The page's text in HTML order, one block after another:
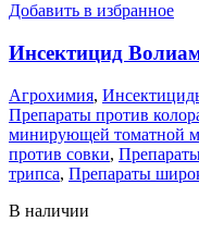
Добавить в избранное
Инсектицид
Агрохимия,
Препараты против
минирующей томатной
против совки,
трипса, Препараты
В наличии